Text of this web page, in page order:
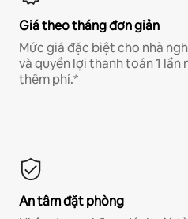
Giá theo tháng đơn giản
Mức giá đặc biệt cho nhà
và quyền lợi thanh toán 1
thêm phí.*
An tâm đặt phòng